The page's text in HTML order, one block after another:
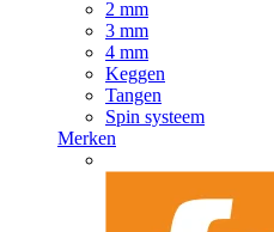
2 mm
3 mm
4 mm
Keggen
Tangen
Spin systeem
Merken